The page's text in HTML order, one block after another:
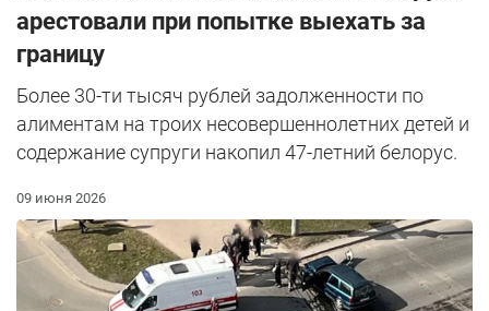
арестовали при попытке выехать за
границу
Более 30-ти тысяч рублей задолженности по
алиментам на троих несовершеннолетних детей и
содержание супруги накопил 47-летний белорус.
09 июня 2026